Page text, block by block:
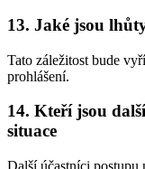
13. Jaké jsou
Tato záležitost bude
prohlášení.
14. Kteří jsou
situace
Další účastníci postupu